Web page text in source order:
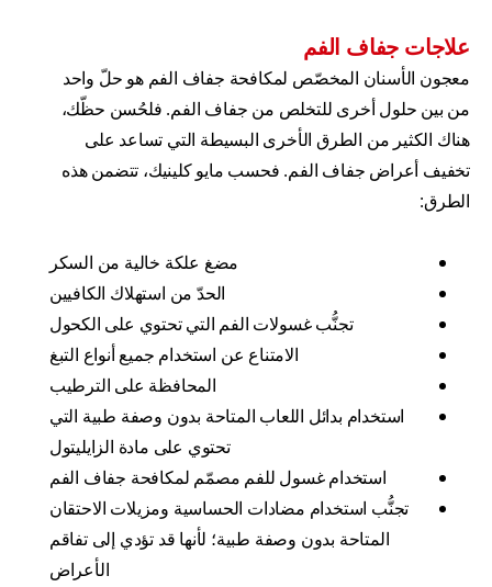
علاجات جفاف الفم
معجون الأسنان المخصّص لمكافحة جفاف الفم هو حلّ واحد
من بين حلول أخرى للتخلص من جفاف الفم. فلحُسن حظّك،
هناك الكثير من الطرق الأخرى البسيطة التي تساعد على
تخفيف أعراض جفاف الفم. فحسب مايو كلينيك، تتضمن هذه
الطرق:
مضغ علكة خالية من السكر
الحدّ من استهلاك الكافيين
تجنُّب غسولات الفم التي تحتوي على الكحول
الامتناع عن استخدام جميع أنواع التبغ
المحافظة على الترطيب
استخدام بدائل اللعاب المتاحة بدون وصفة طبية التي
تحتوي على مادة الزايليتول
استخدام غسول للفم مصمّم لمكافحة جفاف الفم
تجنُّب استخدام مضادات الحساسية ومزيلات الاحتقان
المتاحة بدون وصفة طبية؛ لأنها قد تؤدي إلى تفاقم
الأعراض